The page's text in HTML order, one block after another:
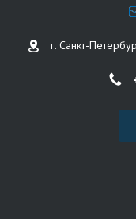
г. Санкт-